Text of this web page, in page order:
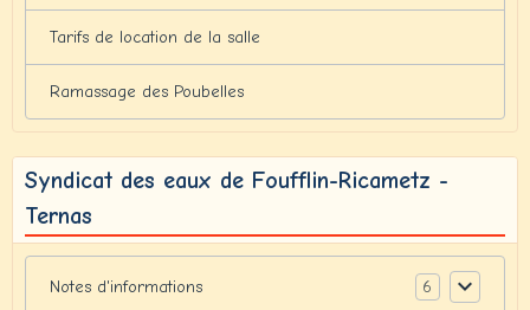
Tarifs de location de la salle
Ramassage des Poubelles
Syndicat des eaux de Foufflin-Ricametz -
Ternas
Notes d'informations 6